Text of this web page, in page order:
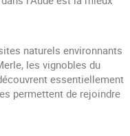
naturels environnants
les vignobles du
essentiellement
permettent de rejoindre